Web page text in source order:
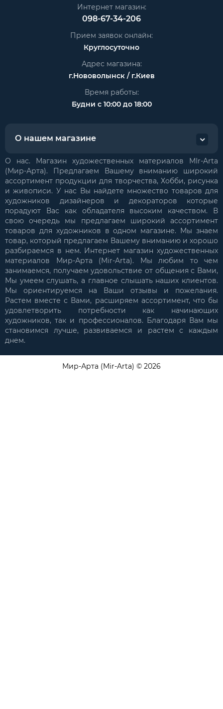
Интернет магазин:
098-67-34-206
Прием заявок онлайн:
Круглосуточно
Адрес магазина:
г.Нововолынск / г.Киев
Время работы:
Будни с 10:00 до 18:00
О нашем магазине
О нас. Магазин художественных материалов MIr-Arta
(Мир-Арта). Предлагаем Вашему вниманию широкий
ассортимент продукции для творчества, Хобби, рисунка
и живописи. У нас Вы найдете множество товаров для
художников дизайнеров и декораторов которые
порадуют Вас как обладателя высоким качеством. В
свою очередь мы предлагаем широкий ассортимент
товаров для художников в одном магазине. Мы знаем
товар, который предлагаем Вашему вниманию и хорошо
разбираемся в нем. Интернет магазин художественных
материалов Мир-Арта (Mir-Arta). Мы любим то чем
занимаемся, получаем удовольствие от общения с Вами,
Мы умеем слушать, а главное слышать наших клиентов.
Мы ориентируемся на Ваши отзывы и пожелания.
Растем вместе с Вами, расширяем ассортимент, что бы
удовлетворить потребности как начинающих
художников, так и профессионалов. Благодаря Вам мы
становимся лучше, развиваемся и растем с каждым
днем.
Мир-Арта (Mir-Arta) © 2026